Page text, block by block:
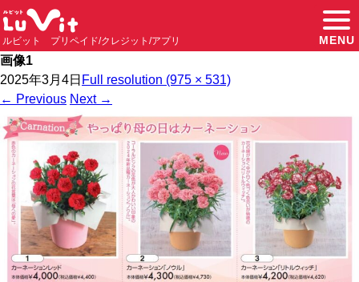
ルビット プリペイド/クレジット/アプリ MENU
画像1
2025年3月4日 Full resolution (975 × 531)
← Previous Next →